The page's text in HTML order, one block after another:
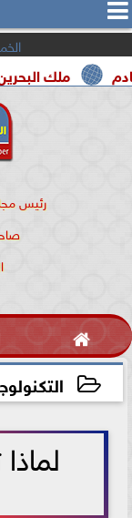
الخميس
البحرين والسيسي
رئيس
